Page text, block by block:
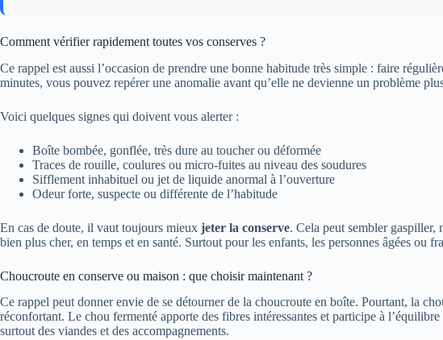
Comment vérifier rapidement toutes vos conserves ?
Ce rappel est aussi l’occasion de prendre une bonne habitude très simple : faire
minutes, vous pouvez repérer une anomalie avant qu’elle ne devienne un problème
Voici quelques signes qui doivent vous alerter :
Boîte bombée, gonflée, très dure au toucher ou déformée
Traces de rouille, coulures ou micro-fuites au niveau des soudures
Sifflement inhabituel ou jet de liquide anormal à l’ouverture
Odeur forte, suspecte ou différente de l’habitude
En cas de doute, il vaut toujours mieux jeter la conserve. Cela peut sembler
bien plus cher, en temps et en santé. Surtout pour les enfants, les personnes âgées ou
Choucroute en conserve ou maison : que choisir maintenant ?
Ce rappel peut donner envie de se détourner de la choucroute en boîte. Pourtant, la
réconfortant. Le chou fermenté apporte des fibres intéressantes et participe à
surtout des viandes et des accompagnements.